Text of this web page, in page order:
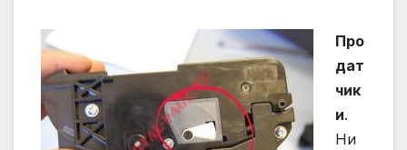
Про
дат
чик
и.
Ни